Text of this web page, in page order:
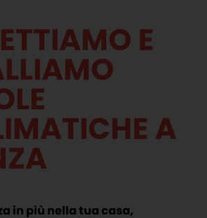
E
A
in più nella tua casa,